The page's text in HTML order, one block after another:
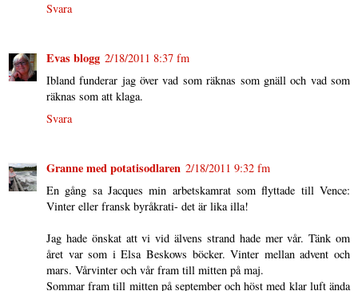
Svara
Evas blogg 2/18/2011 8:37 fm
Ibland funderar jag över vad som räknas som gnäll och vad som
räknas som att klaga.
Svara
Granne med potatisodlaren 2/18/2011 9:32 fm
En gång sa Jacques min arbetskamrat som flyttade till Vence:
Vinter eller fransk byråkrati- det är lika illa!
Jag hade önskat att vi vid älvens strand hade mer vår. Tänk om
året var som i Elsa Beskows böcker. Vinter mellan advent och
mars. Vårvinter och vår fram till mitten på maj.
Sommar fram till mitten på september och höst med klar luft ända